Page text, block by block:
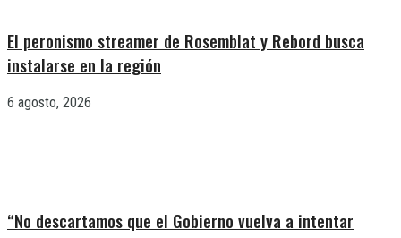
El peronismo streamer de Rosemblat y Rebord busca
instalarse en la región
6 agosto, 2026
“No descartamos que el Gobierno vuelva a intentar